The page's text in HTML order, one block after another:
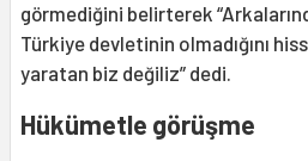
görmediğini belirterek
Türkiye devletinin olmadığını
yaratan biz değiliz” dedi.
Hükümetle görüşme